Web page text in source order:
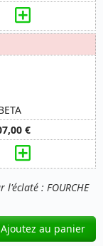
l'éclaté : FOURCHE
€
Ajoutez au panier